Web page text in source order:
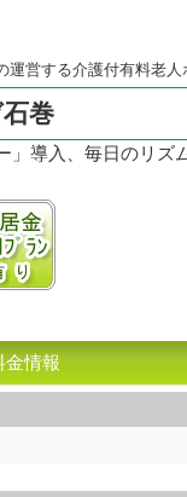
運営する介護付有料老人
巻
」導入、毎日のリズ
ック併(隣)接入居金0円プラ
金情報